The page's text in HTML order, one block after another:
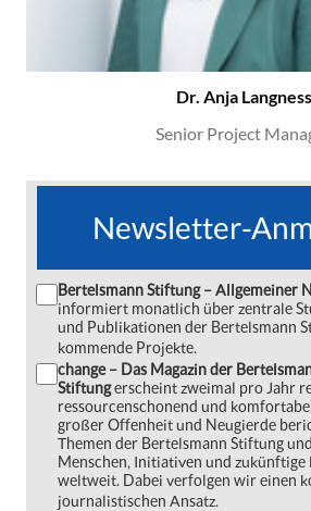
Dr. Anja Langness
Senior Project
Newsletter-
Bertelsmann Stiftung – Allgemeiner
informiert monatlich über zentrale
und Publikationen der Bertelsmann
kommende Projekte.
change – Das Magazin der
Stiftungerscheint zweimal pro Jahr
ressourcenschonend und
großer Offenheit und Neugierde
Themen der Bertelsmann Stiftung
Menschen, Initiativen und zukünftige
weltweit. Dabei verfolgen wir einen
journalistischen Ansatz.